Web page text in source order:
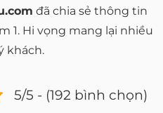
đã chia sẻ thông tin
1. Hi vọng mang lại nhiều
khách.
5/5 - (192 bình chọn)